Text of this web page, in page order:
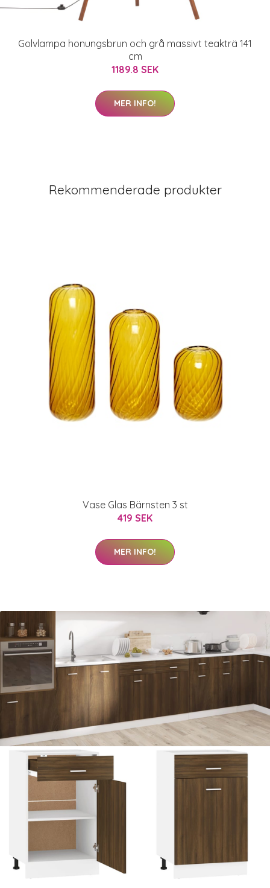
Golvlampa honungsbrun och grå massivt teakträ 141
cm
1189.8 SEK
MER INFO!
Rekommenderade produkter
Vase Glas Bärnsten 3 st
419 SEK
MER INFO!